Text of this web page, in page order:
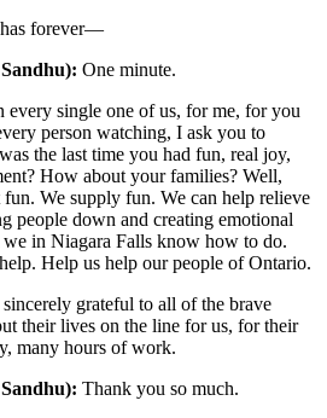
has forever—
One minute.
single one of us, for me, for you
person watching, I ask you to
the last time you had fun, real joy,
How about your families? Well,
We supply fun. We can help relieve
people down and creating emotional
we in Niagara Falls know how to do.
Help us help our people of Ontario.
grateful to all of the brave
their lives on the line for us, for their
many hours of work.
Thank you so much.